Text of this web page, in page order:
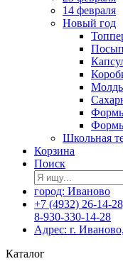
14 февраля
Новый год
Формы
Школьная
Корзина
Поиск
город: Иваново
+7 (4932) 26-14-
8-930-330-14-28
Адрес: г.
Каталог